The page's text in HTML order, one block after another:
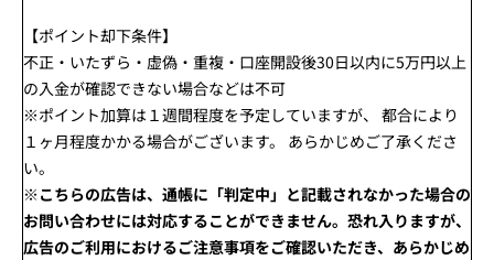
【ポイント却下条件】
不正・いたずら・虚偽・重複・口座開設後30日以内に5万円以上
の入金が確認できない場合などは不可
※ポイント加算は１週間程度を予定していますが、 都合により
１ヶ月程度かかる場合がございます。 あらかじめご了承くださ
い。
※こちらの広告は、通帳に「判定中」と記載されなかった場合の
お問い合わせには対応することができません。恐れ入りますが、
広告のご利用におけるご注意事項をご確認いただき、あらかじめ